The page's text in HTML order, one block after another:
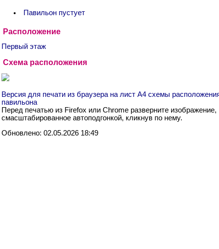
Павильон пустует
Расположение
Первый этаж
Схема расположения
Версия для печати из браузера на лист А4 схемы
павильона
Перед печатью из Firefox или Chrome разверните изображение,
смасштабированное автоподгонкой, кликнув по нему.
Обновлено: 02.05.2026 18:49